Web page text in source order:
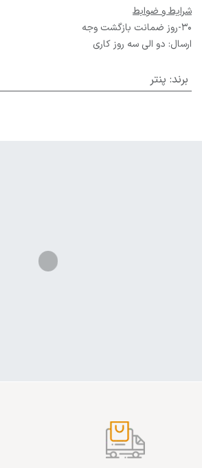
شرایط و ضوابط
30-روز ضمانت بازگشت وجه
ارسال: دو الی سه روز کاری
برند: پنتر